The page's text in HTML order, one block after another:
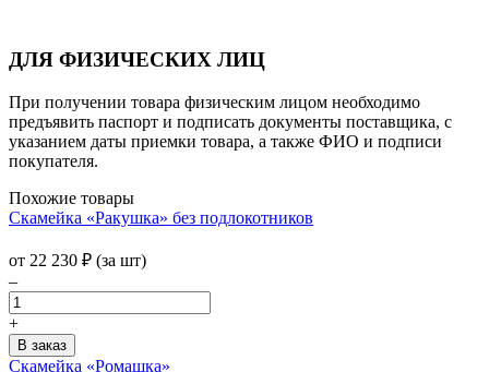
ДЛЯ ФИЗИЧЕСКИХ ЛИЦ
При получении товара физическим лицом необходимо
предъявить паспорт и подписать документы поставщика, с
указанием даты приемки товара, а также ФИО и подписи
покупателя.
Похожие товары
Скамейка «Ракушка» без подлокотников
от 22 230 ₽ (за шт)
–
+
Скамейка «Ромашка»